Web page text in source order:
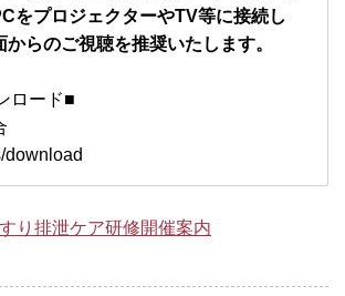
をプロジェクターやTV等に接続し
らのご視聴を推奨いたします。
ロード■
download
り排泄ケア研修開催案内